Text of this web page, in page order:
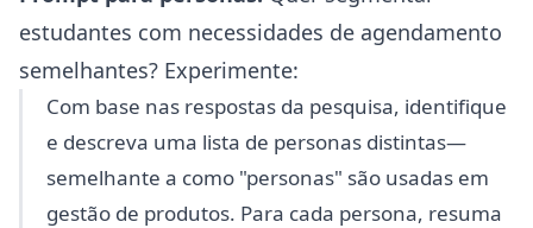
estudantes com necessidades de agendamento
semelhantes? Experimente:
Com base nas respostas da pesquisa, identifique
e descreva uma lista de personas distintas—
semelhante a como "personas" são usadas em
gestão de produtos. Para cada persona, resuma